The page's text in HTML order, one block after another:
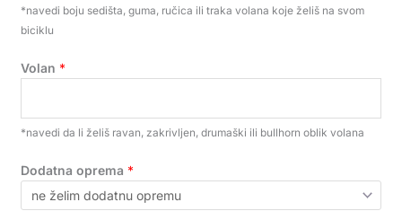
*navedi boju sedišta, guma, ručica ili traka volana koje želiš na svom
biciklu
Volan *
*navedi da li želiš ravan, zakrivljen, drumaški ili bullhorn oblik volana
Dodatna oprema *